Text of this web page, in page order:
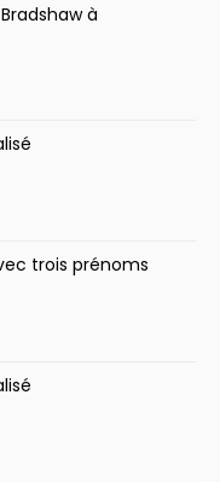
à
trois prénoms